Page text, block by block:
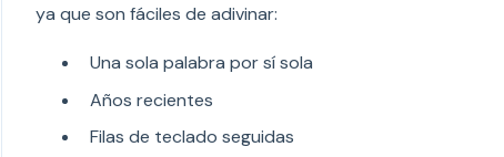
ya que son fáciles de adivinar:
Una sola palabra por sí sola
Años recientes
Filas de teclado seguidas